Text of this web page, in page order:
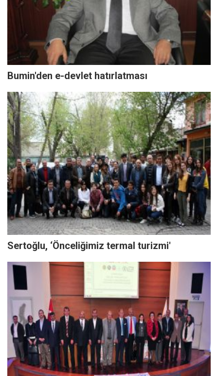
Bumin'den e-devlet hatırlatması
Sertoğlu, ‘Önceliğimiz termal turizmi'